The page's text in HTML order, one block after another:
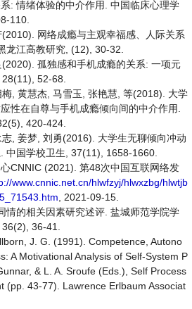
: 情绪体验的中介作用. 中国临床心理学
110.
网络成瘾与主观幸福感、人际关系
龙江高教研究, (12), 30-32.
孤独感和手机成瘾的关系: 一项元
52-68.
, 黄慧杰, 马雪玉, 张艳慧, 等(2018). 大学
性在自尊与手机成瘾倾向间的中介作用.
420-424.
, 姜梦, 刘勇(2016). 大学生无聊倾向冲动
中国学校卫生, 37(11), 1658-1660.
CNNIC (2021). 第48次中国互联网络发
www.cnnic.net.cn/hlwfzyj/hlwxzbg/hlwtjb
, 2021-09-15.
情的相关因素研究述评. 盐城师范学院学
36-41.
J. G. (1991). Competence, Autono
A Motivational Analysis of Self-System P
& L. A. Sroufe (Eds.), Self Process
(pp. 43-77). Lawrence Erlbaum Associat